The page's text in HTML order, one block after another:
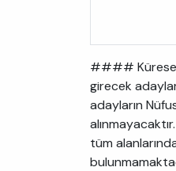
#### Küresel
girecek
adayların
tüm